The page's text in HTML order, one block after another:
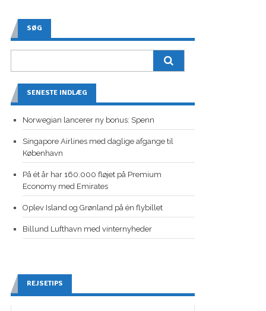
SØG
SENESTE INDLÆG
Norwegian lancerer ny bonus: Spenn
Singapore Airlines med daglige afgange til
København
På ét år har 160.000 fløjet på Premium
Economy med Emirates
Oplev Island og Grønland på én flybillet
Billund Lufthavn med vinternyheder
REJSETIPS